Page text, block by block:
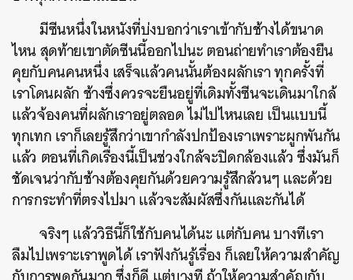
มีซีนหนึ่งในหนังที่บ่งบอกว่าเราเข้ากับช้างได้ขนาด
ไหน สุดท้ายเขาตัดซีนนี้ออกไปนะ ตอนถ่ายทำเราต้องยืน
คุยกับคนคนหนึ่ง เสร็จแล้วคนนั้นต้องผลักเรา ทุกครั้งที่
เราโดนผลัก ช้างซึ่งควรจะยืนอยู่ที่เดิมทั้งซีนจะเดินมาใกล้
แล้วจ้องคนที่ผลักเราอยู่ตลอด ไม่ไปไหนเลย เป็นแบบนี้
ทุกเทก เราก็เลยรู้สึกว่าเขากำลังปกป้องเราเพราะผูกพันกัน
แล้ว ตอนที่เกิดเรื่องนี้เป็นช่วงใกล้จะปิดกล้องแล้ว ซึ่งมันก็
ชัดเจนว่ากับช้างต้องคุยกันด้วยความรู้สึกล้วนๆ และด้วย
การกระทำที่ตรงไปมา แล้วจะสัมผัสซึ่งกันและกันได้
จริงๆ แล้ววิธีนี้ก็ใช้กับคนได้นะ แต่กับคน บางทีเรา
ลืมไปเพราะเราพูดได้ เราฟังกันรู้เรื่อง ก็เลยให้ความสำคัญ